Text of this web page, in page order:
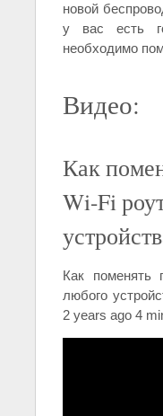
новой
у вас есть
необходимо
Видео:
Как
Wi-Fi
Как поменять
любого
2 years ago 4